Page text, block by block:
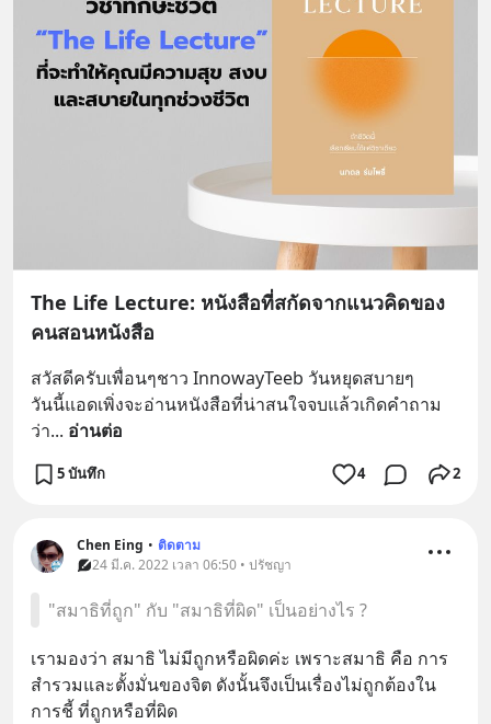
The Life Lecture: หนังสือที่สกัดจากแนวคิดของ
คนสอนหนังสือ
สวัสดีครับเพื่อนๆชาว InnowayTeeb วันหยุดสบายๆ
วันนี้แอดเพิ่งจะอ่านหนังสือที่น่าสนใจจบแล้วเกิดคำถาม
ว่า... อ่านต่อ
5 บันทึก 4 2
Chen Eing • ติดตาม
24 มี.ค. 2022 เวลา 06:50 • ปรัชญา
"สมาธิที่ถูก" กับ "สมาธิที่ผิด" เป็นอย่างไร ?
เรามองว่า สมาธิ ไม่มีถูกหรือผิดค่ะ เพราะสมาธิ คือ การ
สำรวมและตั้งมั่นของจิต ดังนั้นจึงเป็นเรื่องไม่ถูกต้องใน
การชี้ ที่ถูกหรือที่ผิด